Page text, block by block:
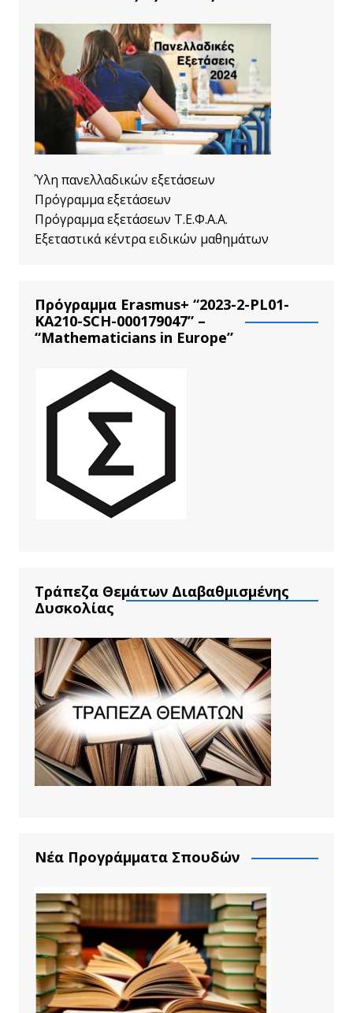
Ύλη πανελλαδικών εξετάσεων
Πρόγραμμα εξετάσεων
Πρόγραμμα εξετάσεων Τ.Ε.Φ.Α.Α.
Εξεταστικά κέντρα ειδικών μαθημάτων
Πρόγραμμα Erasmus+ “2023-2-PL01-
KA210-SCH-000179047” –
“Mathematicians in Europe”
Τράπεζα Θεμάτων Διαβαθμισμένης
Δυσκολίας
Νέα Προγράμματα Σπουδών